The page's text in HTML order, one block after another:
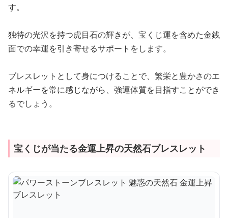
す。
独特の光沢を持つ虎目石の輝きが、宝くじ運を含めた金銭
面での幸運を引き寄せるサポートをします。
ブレスレットとして身につけることで、繁栄と豊かさのエ
ネルギーを常に感じながら、強運体質を目指すことができ
るでしょう。
宝くじが当たる金運上昇の天然石ブレスレット